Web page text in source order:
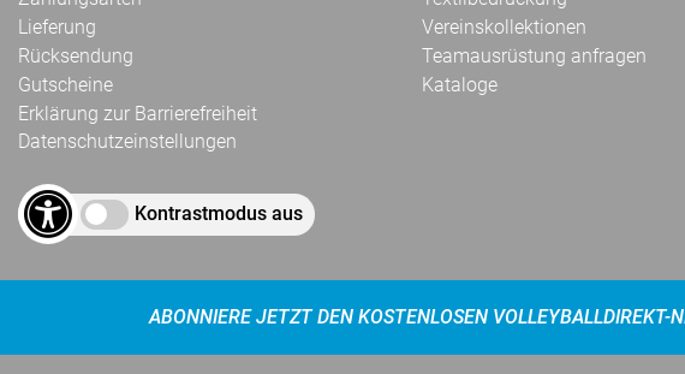
Lieferung
Rücksendung
Gutscheine
Erklärung zur Barrierefreiheit
Datenschutzeinstellungen
Kontrastmodus aus
Vereinskollektionen
Teamausrüstung anfragen
Kataloge
ABONNIERE JETZT DEN KOSTENLOSEN VOLLEYBALLDIREKT-